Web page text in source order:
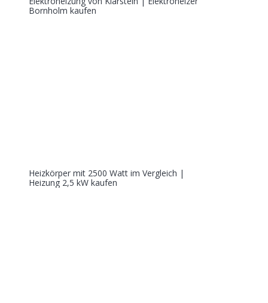
Bornholm kaufen
Heizkörper mit 2500 Watt im Vergleich |
Heizung 2,5 kW kaufen